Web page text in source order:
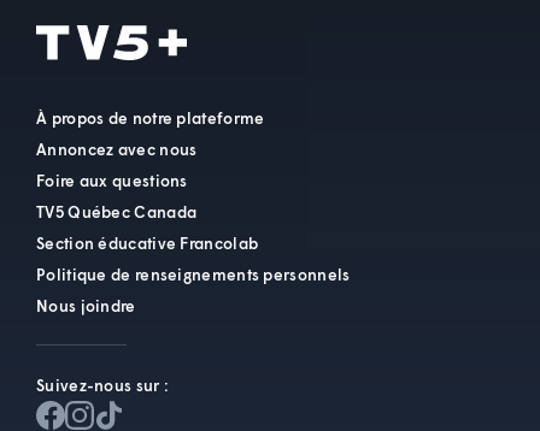
À propos de notre plateforme
Annoncez avec nous
Foire aux questions
TV5 Québec Canada
Section éducative Francolab
Politique de renseignements personnels
Nous joindre
Suivez-nous sur :